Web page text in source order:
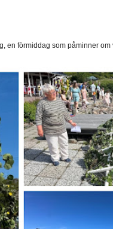
en förmiddag som påminner om